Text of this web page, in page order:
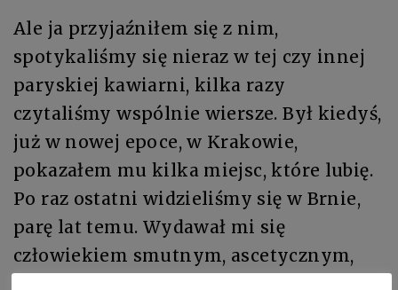
Ale ja przyjaźniłem się z nim,
spotykaliśmy się nieraz w tej czy innej
paryskiej kawiarni, kilka razy
czytaliśmy wspólnie wiersze. Był kiedyś,
już w nowej epoce, w Krakowie,
pokazałem mu kilka miejsc, które lubię.
Po raz ostatni widzieliśmy się w Brnie,
parę lat temu. Wydawał mi się
człowiekiem smutnym, ascetycznym,